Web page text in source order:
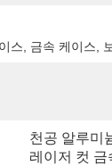
스, 금속 케이스,
천공 알루미
레이저 컷 금